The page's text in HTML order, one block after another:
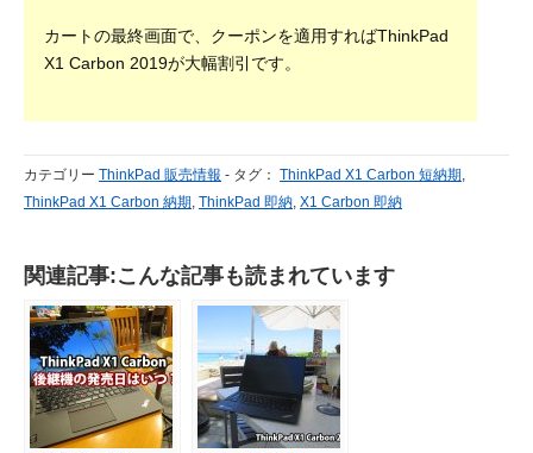
カートの最終画面で、クーポンを適用すればThinkPad
X1 Carbon 2019が大幅割引です。
カテゴリー ThinkPad 販売情報 - タグ： ThinkPad X1 Carbon 短納期,
ThinkPad X1 Carbon 納期, ThinkPad 即納, X1 Carbon 即納
関連記事:こんな記事も読まれています